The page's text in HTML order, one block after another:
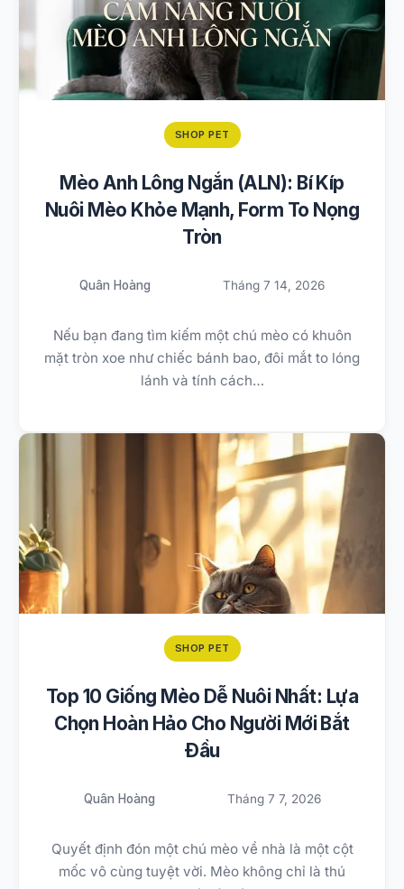
SHOP PET
Mèo Anh Lông Ngắn (ALN): Bí Kíp
Nuôi Mèo Khỏe Mạnh, Form To Nọng
Tròn
Quân Hoàng Tháng 7 14, 2026
Nếu bạn đang tìm kiếm một chú mèo có khuôn
mặt tròn xoe như chiếc bánh bao, đôi mắt to lóng
lánh và tính cách…
SHOP PET
Top 10 Giống Mèo Dễ Nuôi Nhất: Lựa
Chọn Hoàn Hảo Cho Người Mới Bắt
Đầu
Quân Hoàng Tháng 7 7, 2026
Quyết định đón một chú mèo về nhà là một cột
mốc vô cùng tuyệt vời. Mèo không chỉ là thú